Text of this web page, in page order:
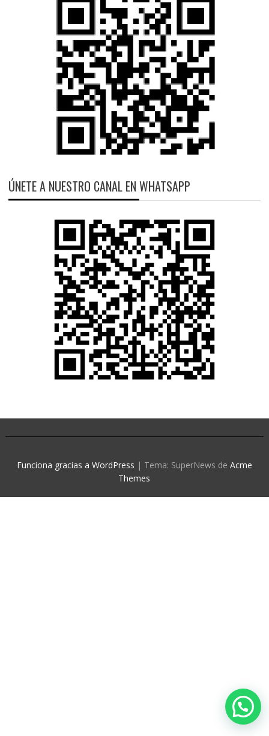
ÚNETE A NUESTRO CANAL EN WHATSAPP
Funciona gracias a WordPress | Tema: SuperNews de Acme
Themes